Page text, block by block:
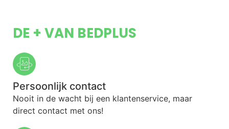
DE + VAN BEDPLUS
Persoonlijk contact
Nooit in de wacht bij een klantenservice, maar
direct contact met ons!